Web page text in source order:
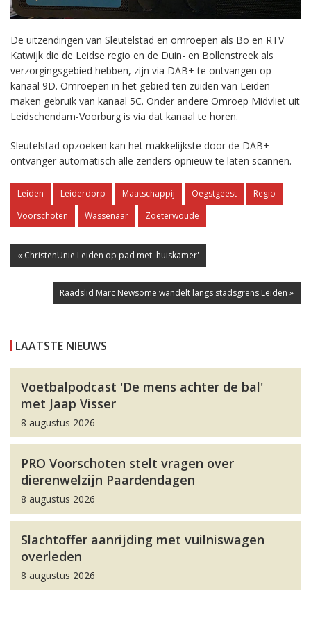
De uitzendingen van Sleutelstad en omroepen als Bo en RTV
Katwijk die de Leidse regio en de Duin- en Bollenstreek als
verzorgingsgebied hebben, zijn via DAB+ te ontvangen op
kanaal 9D. Omroepen in het gebied ten zuiden van Leiden
maken gebruik van kanaal 5C. Onder andere Omroep Midvliet uit
Leidschendam-Voorburg is via dat kanaal te horen.
Sleutelstad opzoeken kan het makkelijkste door de DAB+
ontvanger automatisch alle zenders opnieuw te laten scannen.
Leiden Leiderdorp Maatschappij Oegstgeest
Regio
Voorschoten
Wassenaar Zoeterwoude
« ChristenUnie Leiden op pad met 'huiskamer'
Raadslid Marc Newsome wandelt langs stadsgrens Leiden »
LAATSTE NIEUWS
Voetbalpodcast 'De mens achter de bal'
met Jaap Visser
8 augustus 2026
PRO Voorschoten stelt vragen over
dierenwelzijn Paardendagen
8 augustus 2026
Slachtoffer aanrijding met vuilniswagen
overleden
8 augustus 2026